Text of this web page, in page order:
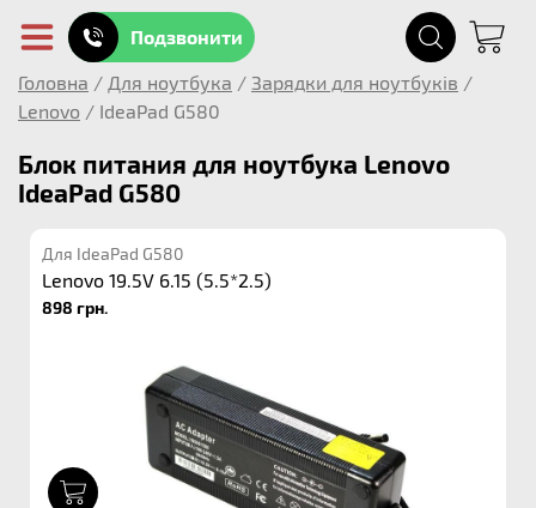
Подзвонити
Головна / Для ноутбука / Зарядки для ноутбуків /
Lenovo / IdeaPad G580
Блок питания для ноутбука Lenovo
IdeaPad G580
Для IdeaPad G580
Lenovo 19.5V 6.15 (5.5*2.5)
898 грн.